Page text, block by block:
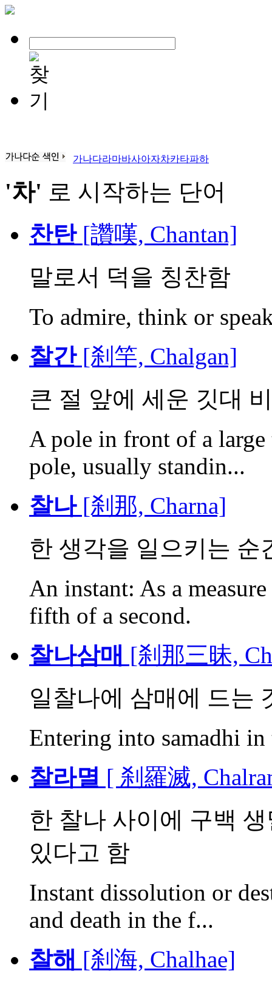
가나다라마바사아자차카타파하
'차' 로 시작하는 단어
찬탄 [讚嘆, Chantan]
말로서 덕을 칭찬함
To admire, think or
찰간[刹竿, Chalgan]
큰 절 앞에 세운 깃대
A pole in front of a
pole, usually standin...
찰나[刹那, Charna]
한 생각을 일으키는 순
An instant: As a
fifth of a second.
찰나삼매 [刹那三昧,
일찰나에 삼매에 드는
Entering into samadhi
찰라멸 [ 刹羅滅,
한 찰나 사이에 구백
있다고 함
Instant dissolution or
and death in the f...
찰해 [刹海, Chalhae]